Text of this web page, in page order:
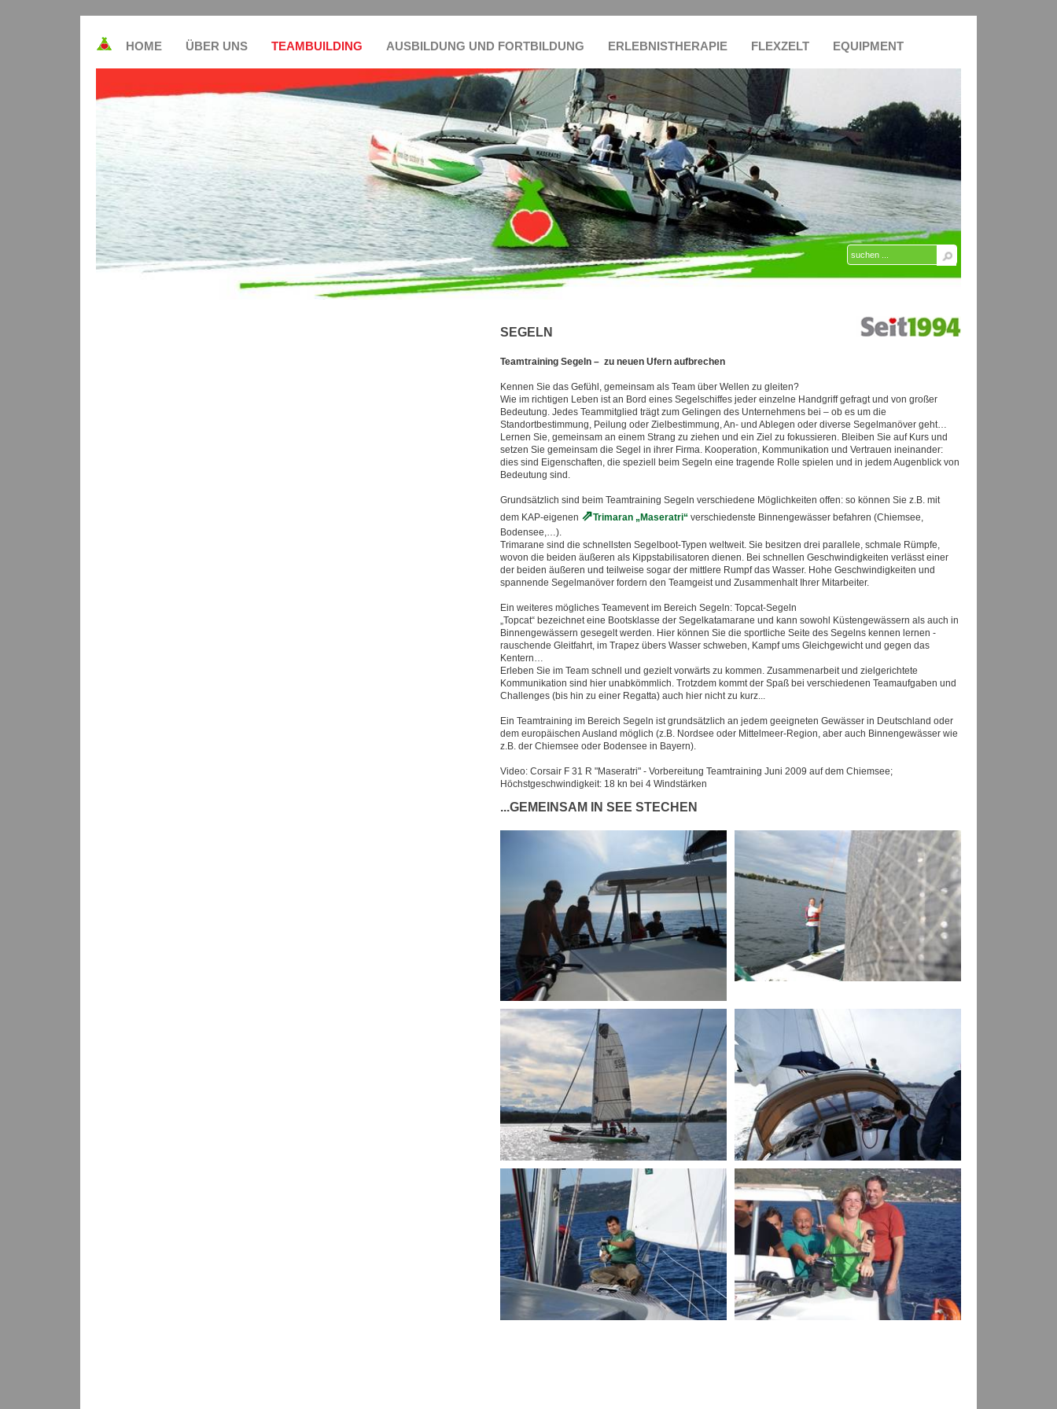
HOME ÜBER UNS TEAMBUILDING AUSBILDUNG UND FORTBILDUNG ERLEBNISTHERAPIE FLEXZELT EQUIPMENT
SEGELN
Teamtraining Segeln – zu neuen Ufern aufbrechen
Kennen Sie das Gefühl, gemeinsam als Team über Wellen zu gleiten?
Wie im richtigen Leben ist an Bord eines Segelschiffes jeder einzelne Handgriff gefragt und von großer
Bedeutung. Jedes Teammitglied trägt zum Gelingen des Unternehmens bei – ob es um die
Standortbestimmung, Peilung oder Zielbestimmung, An- und Ablegen oder diverse Segelmanöver geht…
Lernen Sie, gemeinsam an einem Strang zu ziehen und ein Ziel zu fokussieren. Bleiben Sie auf Kurs und
setzen Sie gemeinsam die Segel in ihrer Firma. Kooperation, Kommunikation und Vertrauen ineinander:
dies sind Eigenschaften, die speziell beim Segeln eine tragende Rolle spielen und in jedem Augenblick von
Bedeutung sind.
Grundsätzlich sind beim Teamtraining Segeln verschiedene Möglichkeiten offen: so können Sie z.B. mit
dem KAP-eigenen
Trimaran „Maseratri“ verschiedenste Binnengewässer befahren (Chiemsee,
Bodensee,…).
Trimarane sind die schnellsten Segelboot-Typen weltweit. Sie besitzen drei parallele, schmale Rümpfe,
wovon die beiden äußeren als Kippstabilisatoren dienen. Bei schnellen Geschwindigkeiten verlässt einer
der beiden äußeren und teilweise sogar der mittlere Rumpf das Wasser. Hohe Geschwindigkeiten und
spannende Segelmanöver fordern den Teamgeist und Zusammenhalt Ihrer Mitarbeiter.
Ein weiteres mögliches Teamevent im Bereich Segeln: Topcat-Segeln
„Topcat“ bezeichnet eine Bootsklasse der Segelkatamarane und kann sowohl Küstengewässern als auch in
Binnengewässern gesegelt werden. Hier können Sie die sportliche Seite des Segelns kennen lernen -
rauschende Gleitfahrt, im Trapez übers Wasser schweben, Kampf ums Gleichgewicht und gegen das
Kentern…
Erleben Sie im Team schnell und gezielt vorwärts zu kommen. Zusammenarbeit und zielgerichtete
Kommunikation sind hier unabkömmlich. Trotzdem kommt der Spaß bei verschiedenen Teamaufgaben und
Challenges (bis hin zu einer Regatta) auch hier nicht zu kurz...
Ein Teamtraining im Bereich Segeln ist grundsätzlich an jedem geeigneten Gewässer in Deutschland oder
dem europäischen Ausland möglich (z.B. Nordsee oder Mittelmeer-Region, aber auch Binnengewässer wie
z.B. der Chiemsee oder Bodensee in Bayern).
Video: Corsair F 31 R "Maseratri" - Vorbereitung Teamtraining Juni 2009 auf dem Chiemsee;
Höchstgeschwindigkeit: 18 kn bei 4 Windstärken
...GEMEINSAM IN SEE STECHEN